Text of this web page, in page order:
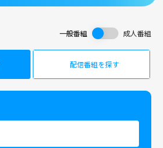
一般番組 成人番組
配信番組を探す